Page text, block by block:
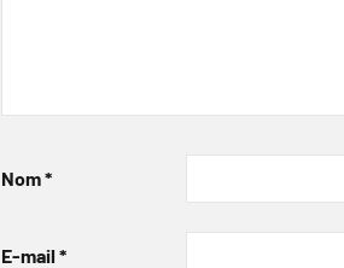
Nom*
E-mail *